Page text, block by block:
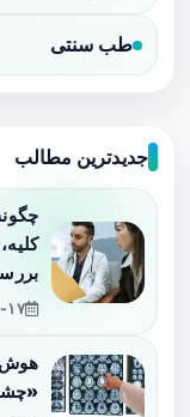
طب سنتی
جدیدترین مطالب
هوش